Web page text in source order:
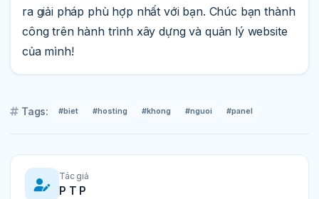
ra giải pháp phù hợp nhất với bạn. Chúc bạn thành
công trên hành trình xây dựng và quản lý website
của mình!
Tags: #biet #hosting #khong #nguoi #panel
Tác giả
P T P